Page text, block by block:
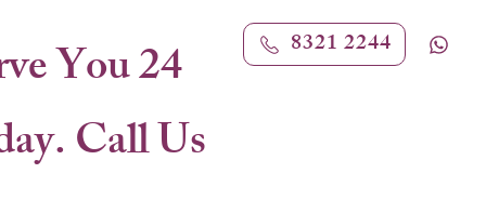
You 24
Call Us
8321 2244